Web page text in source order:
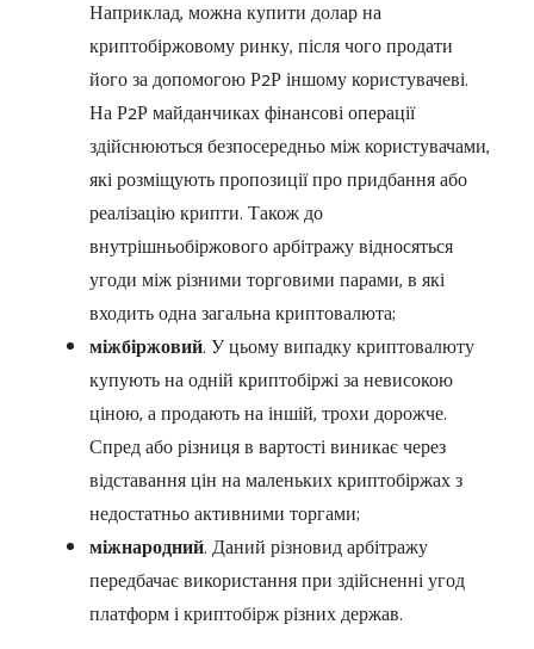
Наприклад, можна купити долар на
криптобіржовому ринку, після чого продати
його за допомогою Р2Р іншому користувачеві.
На Р2Р майданчиках фінансові операції
здійснюються безпосередньо між користувачами,
які розміщують пропозиції про придбання або
реалізацію крипти. Також до
внутрішньобіржового арбітражу відносяться
угоди між різними торговими парами, в які
входить одна загальна криптовалюта;
міжбіржовий. У цьому випадку криптовалюту
купують на одній криптобіржі за невисокою
ціною, а продають на іншій, трохи дорожче.
Спред або різниця в вартості виникає через
відставання цін на маленьких криптобіржах з
недостатньо активними торгами;
міжнародний. Даний різновид арбітражу
передбачає використання при здійсненні угод
платформ і криптобірж різних держав.